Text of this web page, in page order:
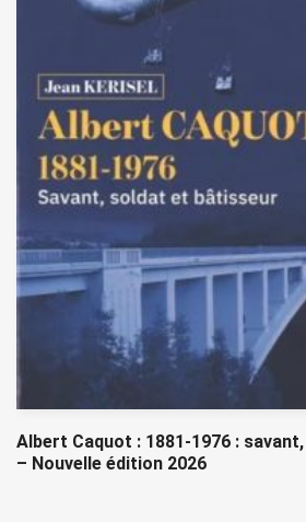
Albert Caquot : 1881-1976 :
– Nouvelle édition 2026